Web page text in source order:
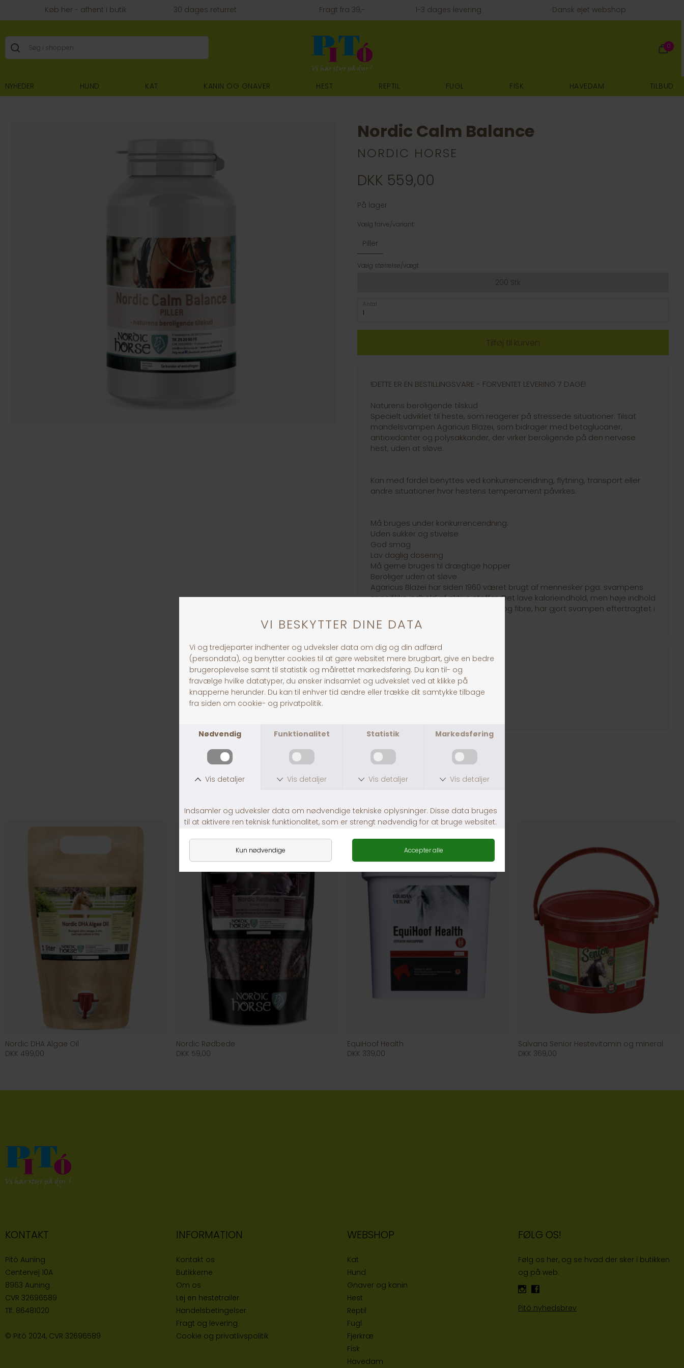
Køb her - afhent i butik 30 dages returret Fragt fra 39,- 1-3 dages levering Dansk ejet webshop
0
NYHEDER HUND KAT KANIN OG GNAVER HEST REPTIL FUGL FISK HAVEDAM TILBUD
Nordic Calm Balance
NORDIC HORSE
DKK 559,00
På lager
Vælg farve/variant:
Piller
Vælg størrelse/vægt:
200 Stk
Antal
!DETTE ER EN BESTILLINGSVARE - FORVENTET LEVERING 7 DAGE!
Naturens beroligende tilskud
Specielt udviklet til heste, som reagerer på stressede situationer. Tilsat
mandelsvampen Agaricus Blazei, som bidrager med betaglucaner,
antioxidanter og polysakkarider, der virker beroligende på den nervøse
hest, uden at sløve.
Kan med fordel benyttes ved konkurrenceridning, flytning, transport eller
andre situationer hvor hestens temperament påvirkes.
Må bruges under konkurrenceridning.
Uden sukker og stivelse
God smag
Lav daglig dosering
Må gerne bruges til drægtige hopper
Beroliger uden at sløve
Agaricus Blazei har siden 1960 været brugt af mennesker pga. svampens
specifikke indhold af aktive stoffer. Det lave kalorieindhold, men høje indhold
af vitaminer, mineraler, aminosyrer og fibre, har gjort svampen eftertragtet i
mange sammenhænge.
30 dages returret
Fragt fra 39,-
Nordic DHA Algae Oil
DKK 499,00
Nordic Rødbede
DKK 59,00
EquiHoof Health
DKK 339,00
Salvana Senior Hestevitamin og mineral
DKK 369,00
KONTAKT
Pitó Auning
Centervej 10A
8963 Auning
CVR 32696589
Tlf: 86481020
© Pitó 2024, CVR 32696589
INFORMATION
Kontakt os
Butikkerne
Om os
Lej en hestetrailer
Handelsbetingelser
Fragt og levering
Cookie og privatlivspolitik
WEBSHOP
Kat
Hund
Gnaver og kanin
Hest
Reptil
Fugl
Fjerkræ
Fisk
Havedam
FØLG OS!
Følg os her, og se hvad der sker i butikken
og på web:
Pitó nyhedsbrev